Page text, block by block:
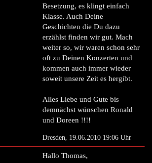
Besetzung, es klingt einfach
Klasse. Auch Deine
Geschichten die Du dazu
erzählst finden wir gut. Mach
weiter so, wir waren schon sehr
oft zu Deinen Konzerten und
kommen auch immer wieder
soweit unsere Zeit es hergibt.
Alles Liebe und Gute bis
demnächst wünschen Ronald
und Doreen !!!!
Dresden, 19.06.2010 19:06 Uhr
Hallo Thomas,